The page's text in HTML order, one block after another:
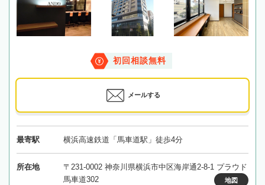
初回相談無料
メールする
最寄駅 横浜高速鉄道「馬車道駅」徒歩4分
所在地
〒231-0002 神奈川県横浜市中区海岸通2-8-1 プラウド
馬車道302
地図